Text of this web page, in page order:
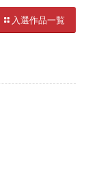
入選作品一覧